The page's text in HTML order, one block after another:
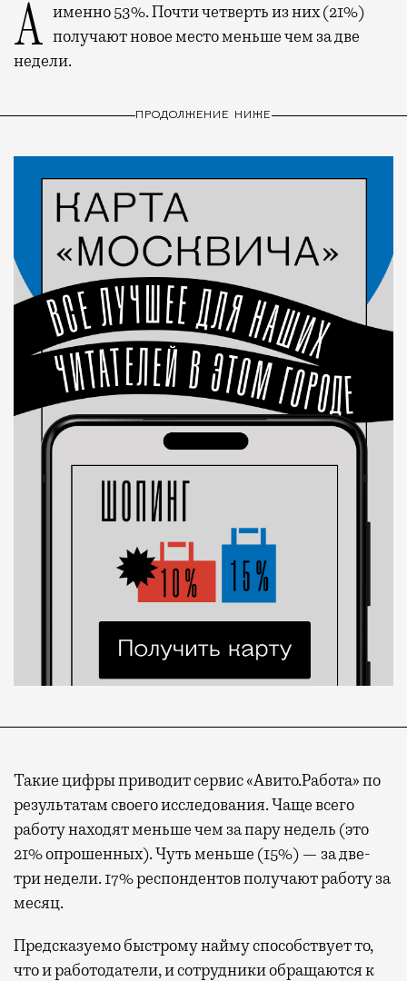
А именно 53%. Почти четверть из них (21%) получают новое место меньше чем за две
недели.
ПРОДОЛЖЕНИЕ НИЖЕ
Такие цифры приводит сервис «Авито.Работа» по
результатам своего исследования. Чаще всего
работу находят меньше чем за пару недель (это
21% опрошенных). Чуть меньше (15%) — за две-
три недели. 17% респондентов получают работу за
месяц.
Предсказуемо быстрому найму способствует то,
что и работодатели, и сотрудники обращаются к